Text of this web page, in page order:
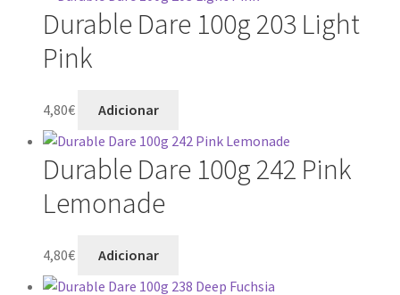
Durable Dare 100g 203 Light
Pink
4,80€ Adicionar
Durable Dare 100g 242 Pink
Lemonade
4,80€ Adicionar